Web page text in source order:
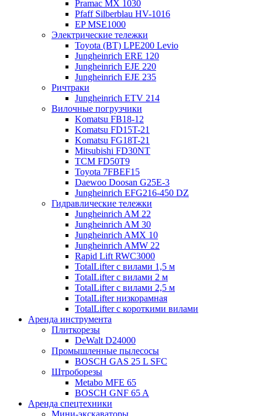
Pramac MX 1030
Pfaff Silberblau HV-1016
EP MSE1000
Электрические тележки
Toyota (BT) LPE200 Levio
Jungheinrich ERE 120
Jungheinrich EJE 220
Jungheinrich EJE 235
Ричтраки
Jungheinrich ETV 214
Вилочные погрузчики
Komatsu FB18-12
Komatsu FD15T-21
Komatsu FG18T-21
Mitsubishi FD30NT
TCM FD50T9
Toyota 7FBEF15
Daewoo Doosan G25E-3
Jungheinrich EFG216-450 DZ
Гидравлические тележки
Jungheinrich AM 22
Jungheinrich AM 30
Jungheinrich AMX 10
Jungheinrich AMW 22
Rapid Lift RWC3000
TotalLifter с вилами 1,5 м
TotalLifter с вилами 2 м
TotalLifter с вилами 2,5 м
TotalLifter низкорамная
TotalLifter с короткими вилами
Аренда инструмента
Плиткорезы
DeWalt D24000
Промышленные пылесосы
BOSCH GAS 25 L SFC
Штроборезы
Metabo MFE 65
BOSCH GNF 65 A
Аренда спецтехники
Мини-экскаваторы